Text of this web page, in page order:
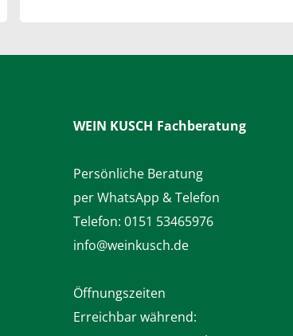
WEIN KUSCH Fachberatung
Persönliche Beratung
per WhatsApp & Telefon
Telefon: 0151 53465976
info@weinkusch.de
Öffnungszeiten
Erreichbar während: